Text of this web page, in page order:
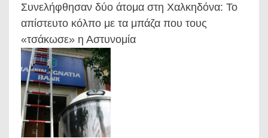
Συνελήφθησαν δύο άτομα στη Χαλκηδόνα: Το
απίστευτο κόλπο με τα μπάζα που τους
«τσάκωσε» η Αστυνομία